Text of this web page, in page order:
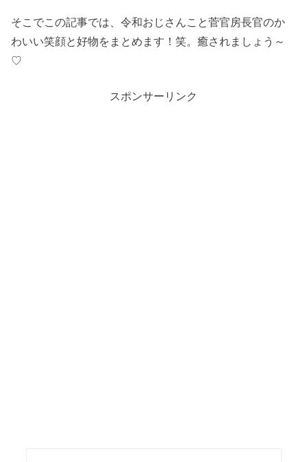
そこでこの記事では、令和おじさんこと菅官房長官のか
わいい笑顔と好物をまとめます！笑。癒されましょう～
♡
スポンサーリンク